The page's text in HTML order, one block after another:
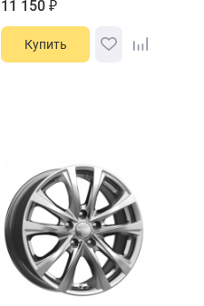
11 150 ₽
Купить